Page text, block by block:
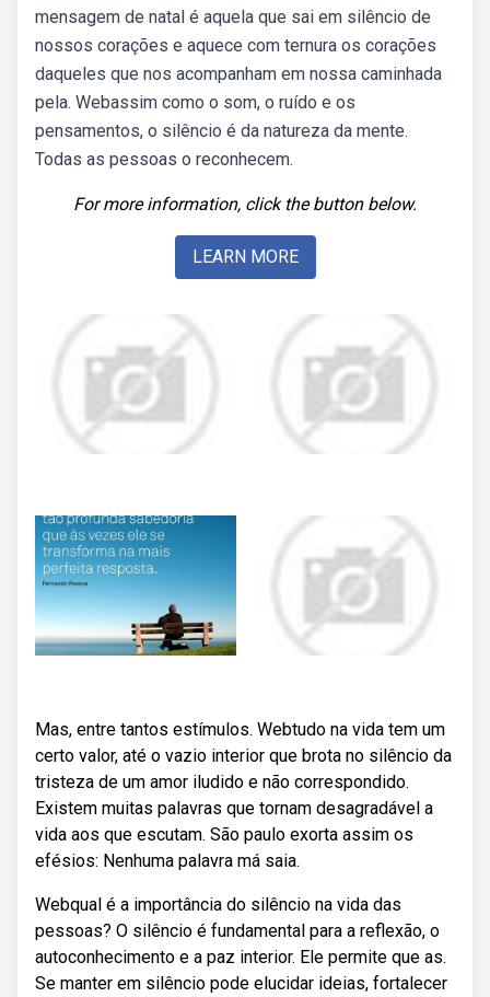
mensagem de natal é aquela que sai em silêncio de
nossos corações e aquece com ternura os corações
daqueles que nos acompanham em nossa caminhada
pela. Webassim como o som, o ruído e os
pensamentos, o silêncio é da natureza da mente.
Todas as pessoas o reconhecem.
For more information, click the button below.
LEARN MORE
Mas, entre tantos estímulos. Webtudo na vida tem um
certo valor, até o vazio interior que brota no silêncio da
tristeza de um amor iludido e não correspondido.
Existem muitas palavras que tornam desagradável a
vida aos que escutam. São paulo exorta assim os
efésios: Nenhuma palavra má saia.
Webqual é a importância do silêncio na vida das
pessoas? O silêncio é fundamental para a reflexão, o
autoconhecimento e a paz interior. Ele permite que as.
Se manter em silêncio pode elucidar ideias, fortalecer